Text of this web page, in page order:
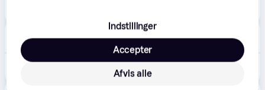
Indstillinger
Afvis alle
Accepter